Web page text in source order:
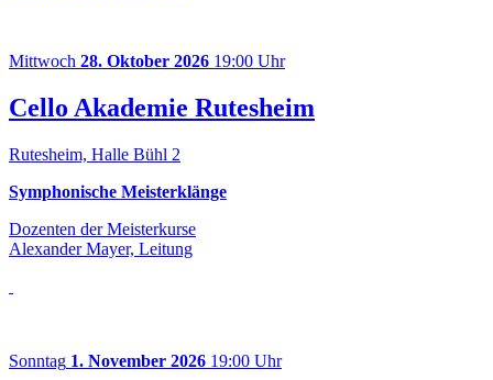
Mittwoch 28. Oktober 2026 19:00 Uhr
Cello Akademie Rutesheim
Rutesheim, Halle Bühl 2
Symphonische Meisterklänge
Dozenten der Meisterkurse
Alexander Mayer, Leitung
Sonntag 1. November 2026 19:00 Uhr